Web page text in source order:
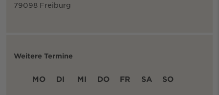
79098 Freiburg
Weitere Termine
MO DI MI DO FR SA SO